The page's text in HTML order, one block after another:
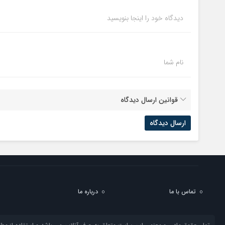
دیدگاه خود را اینجا بنویسید
نام شما
قوانین ارسال دیدگاه
تماس با ما درباره ما